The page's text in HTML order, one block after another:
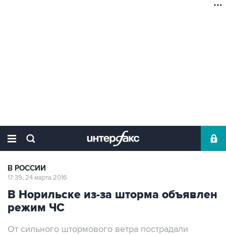
В РОССИИ
17:39, 24 марта 2016
В Норильске из-за шторма объявлен
режим ЧС
От сильного штормового ветра пострадали